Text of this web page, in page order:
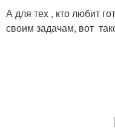
А для тех , кто любит
своим задачам, вот